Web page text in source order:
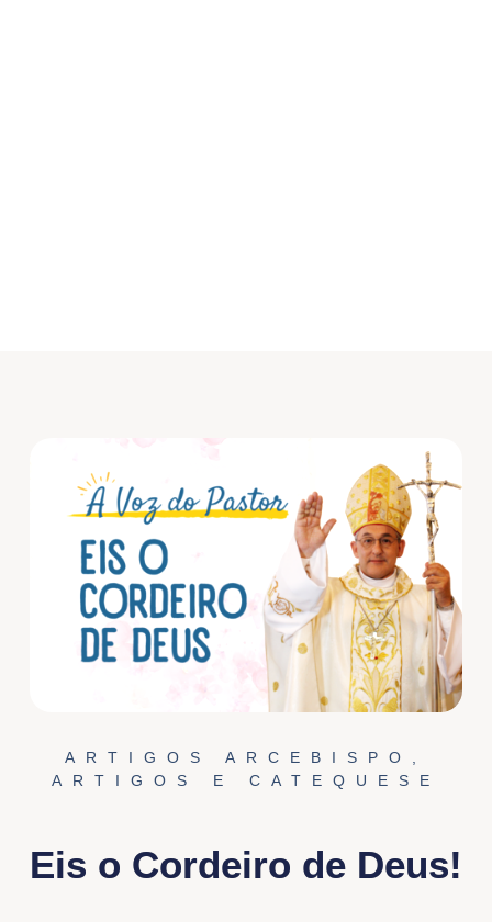
ARTIGOS ARCEBISPO ,
ARTIGOS E CATEQUESE
Eis o Cordeiro de Deus!